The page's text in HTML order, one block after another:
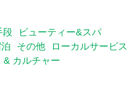
段
ビューティー&スパ
その他
ローカルサービス
& カルチャー